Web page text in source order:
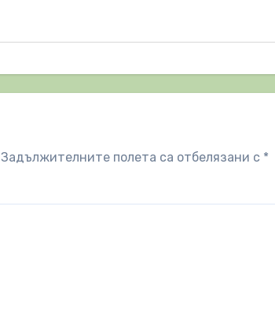
Задължителните полета са отбелязани с *